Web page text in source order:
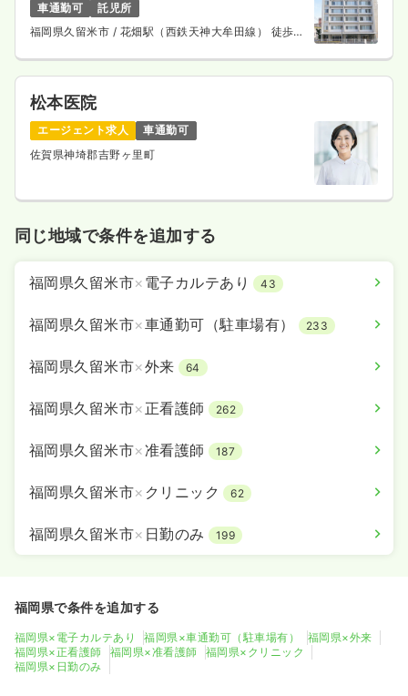
車通勤可
託児所
福岡県久留米市 / 花畑駅（西鉄天神大牟田線） 徒歩3
松本医院
エージェント求人
車通勤可
佐賀県神埼郡吉野ヶ里町
同じ地域で条件を追加する
福岡県久留米市× 電子カルテあり 43
福岡県久留米市×車通勤可（駐車場有） 233
福岡県久留米市×外来 64
福岡県久留米市× 正看護師 262
福岡県久留米市×准看護師 187
福岡県久留米市× クリニック 62
福岡県久留米市× 日勤のみ 199
福岡県で条件を追加する
福岡県×電子カルテあり 福岡県×車通勤可（駐車場有）
福岡県×外来
福岡県×正看護師
福岡県×准看護師
福岡県×クリニック
福岡県×日勤のみ